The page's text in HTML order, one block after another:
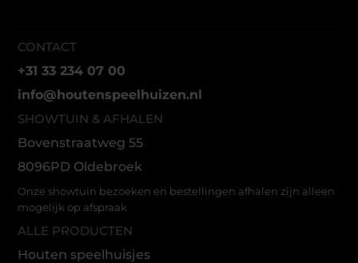
CONTACT
+31 33 234 07 00
info@houtenspeelhuizen.nl
SHOWTUIN & AFHALEN
Bovenstraatweg 55
8096PD Oldebroek
Onze showtuin bezoeken en bestellingen afhalen zijn alleen
mogelijk op afspraak
ALLE PRODUCTEN
Houten speelhuisjes